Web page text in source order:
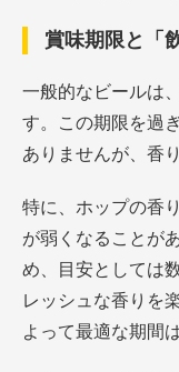
賞味期限と「
一般的なビールは
す。この期限を過
ありませんが、香
特に、ホップの香
が弱くなることが
め、目安としては
レッシュな香りを
よって最適な期間